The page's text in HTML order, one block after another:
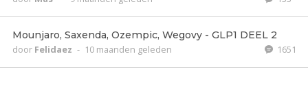
Mounjaro, Saxenda, Ozempic, Wegovy - GLP1 DEEL 2
door Felidaez - 10 maanden geleden 1651